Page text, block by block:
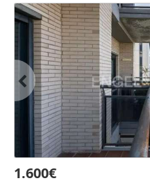
1.600€